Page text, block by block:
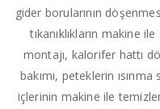
gider borularının
tıkanıklıkların makine
montajı, kalorifer hattı
bakımı, peteklerin
içlerinin makine ile